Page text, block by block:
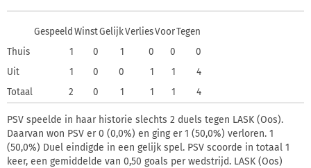
Gespeeld WinstGelijkVerliesVoorTegen
Thuis
1 0 1 0 0
0
Uit
1 0 0 1 1
4
Totaal
2 0 1 1 1 4
PSV speelde in haar historie slechts 2 duels tegen LASK (Oos).
Daarvan won PSV er 0 (0,0%) en ging er 1 (50,0%) verloren. 1
(50,0%) Duel eindigde in een gelijk spel. PSV scoorde in totaal 1
keer, een gemiddelde van 0,50 goals per wedstrijd. LASK (Oos)